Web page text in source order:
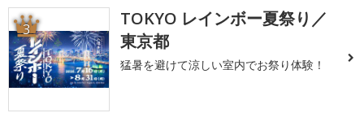
3
TOKYO レインボー夏祭り／
東京都
猛暑を避けて涼しい室内でお祭り体験！